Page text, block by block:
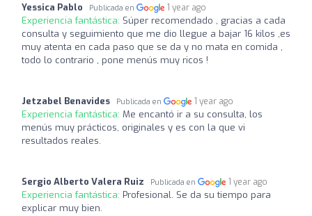
Yessica Pablo Publicada en 1 year ago
Experiencia fantástica: Súper recomendado , gracias a cada
consulta y seguimiento que me dio llegue a bajar 16 kilos ,es
muy atenta en cada paso que se da y no mata en comida ,
todo lo contrario , pone menús muy ricos !
Jetzabel Benavides Publicada en 1 year ago
Experiencia fantástica: Me encantó ir a su consulta, los
menús muy prácticos, originales y es con la que vi
resultados reales.
Sergio Alberto Valera Ruiz Publicada en 1 year ago
Experiencia fantástica: Profesional. Se da su tiempo para
explicar muy bien.